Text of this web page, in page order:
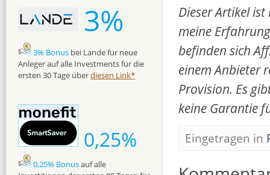
Dieser Artikel
meine
befinden sich
einem Anbieter
Provision. Es
keine Garantie
Eingetragen in
3%
3% Bonus bei Lande für neue
Anleger auf alle Investments für die
ersten 30 Tage überdiesen Link*
0,25%
0,25% Bonusauf alle